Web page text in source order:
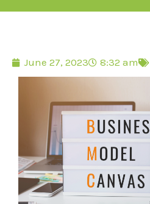
June 27, 2023 8:32 am